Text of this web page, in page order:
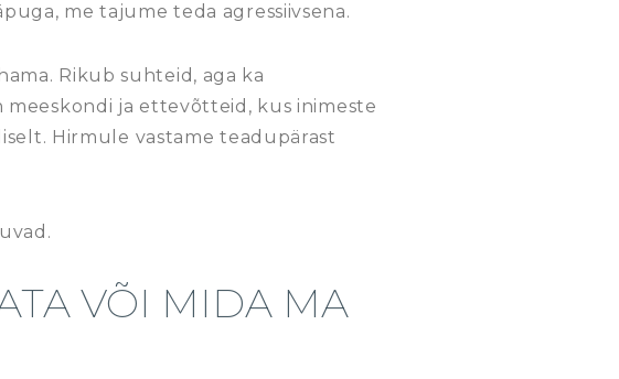
me tajume teda agressiivsena.
Rikub suhteid, aga ka
ja ettevõtteid, kus inimeste
Hirmule vastame teadupärast
VÕI MIDA MA